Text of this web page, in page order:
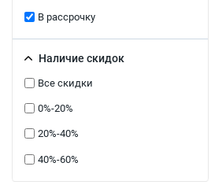
В рассрочку
Наличие скидок
Все скидки
0%-20%
20%-40%
40%-60%